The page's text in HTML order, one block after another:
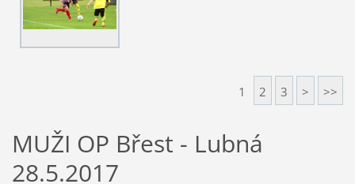
1 2 3 > >>
MUŽI OP Břest - Lubná
28.5.2017